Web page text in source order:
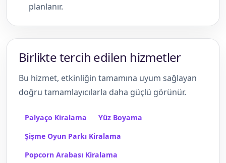
planlanır.
Birlikte tercih edilen hizmetler
Bu hizmet, etkinliğin tamamına uyum sağlayan
doğru tamamlayıcılarla daha güçlü görünür.
Palyaço Kiralama
Yüz Boyama
Şişme Oyun Parkı Kiralama
Popcorn Arabası Kiralama